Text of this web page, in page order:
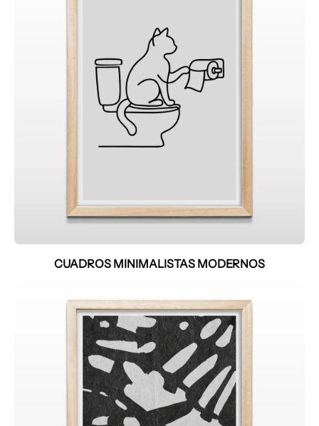
CUADROS MINIMALISTAS MODERNOS